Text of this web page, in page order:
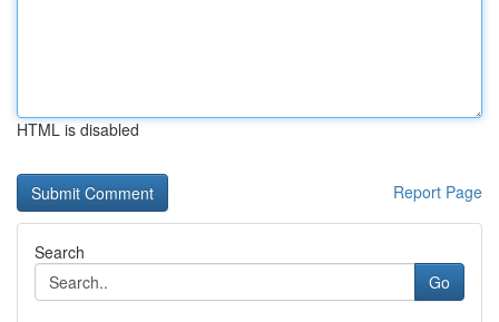
HTML is disabled
Report Page
Search
Go